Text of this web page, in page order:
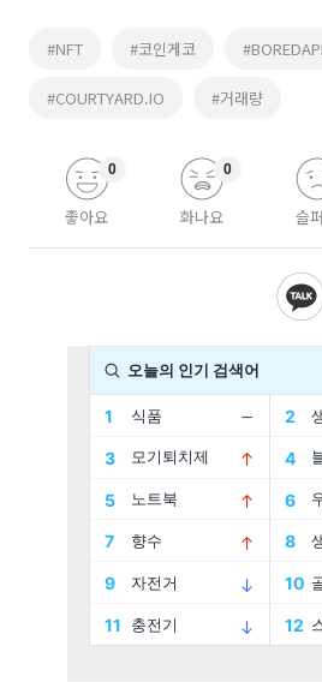
#NFT #코인게코
#COURTYARD.IO #거래량
좋아요
0
화나요
0
슬